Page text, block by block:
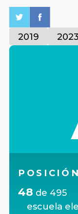
2019 2023
POSICIÓN
48 de 495
escuela